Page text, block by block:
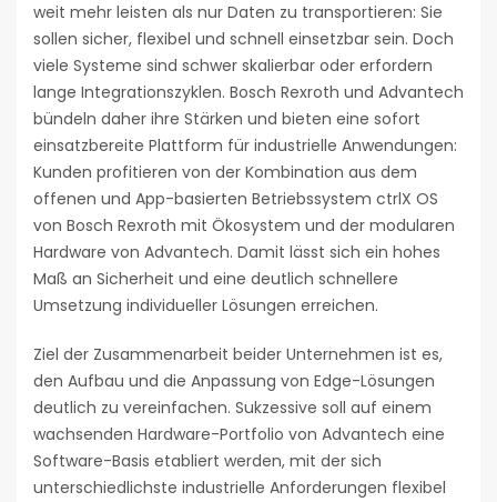
weit mehr leisten als nur Daten zu transportieren: Sie
sollen sicher, flexibel und schnell einsetzbar sein. Doch
viele Systeme sind schwer skalierbar oder erfordern
lange Integrationszyklen. Bosch Rexroth und Advantech
bündeln daher ihre Stärken und bieten eine sofort
einsatzbereite Plattform für industrielle Anwendungen:
Kunden profitieren von der Kombination aus dem
offenen und App-basierten Betriebssystem ctrlX OS
von Bosch Rexroth mit Ökosystem und der modularen
Hardware von Advantech. Damit lässt sich ein hohes
Maß an Sicherheit und eine deutlich schnellere
Umsetzung individueller Lösungen erreichen.
Ziel der Zusammenarbeit beider Unternehmen ist es,
den Aufbau und die Anpassung von Edge-Lösungen
deutlich zu vereinfachen. Sukzessive soll auf einem
wachsenden Hardware-Portfolio von Advantech eine
Software-Basis etabliert werden, mit der sich
unterschiedlichste industrielle Anforderungen flexibel